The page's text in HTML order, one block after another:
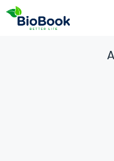
Saltar